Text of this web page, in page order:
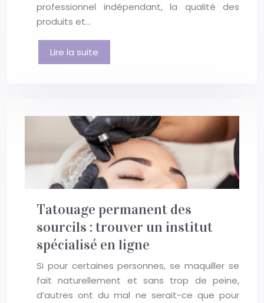
professionnel indépendant, la qualité des
produits et…
Lire la suite
Tatouage permanent des
sourcils : trouver un institut
spécialisé en ligne
Si pour certaines personnes, se maquiller se
fait naturellement et sans trop de peine,
d’autres ont du mal ne serait-ce que pour